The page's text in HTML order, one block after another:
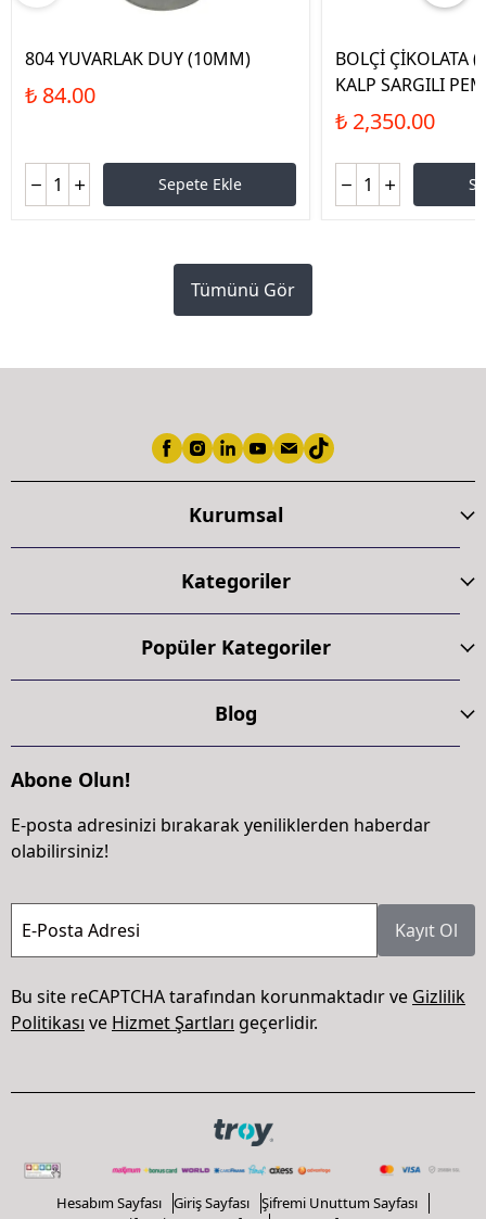
804 YUVARLAK DUY (10MM)
₺ 84.00
Sepete Ekle
BOLÇİ ÇİKOLATA
KALP SARGILI
₺ 2,350.00
Tümünü Gör
Kurumsal
Kategoriler
Popüler Kategoriler
Blog
Abone Olun!
E-posta adresinizi bırakarak yeniliklerden haberdar
olabilirsiniz!
E-Posta Adresi Kayıt Ol
Bu site reCAPTCHA tarafından korunmaktadır ve Gizlilik
Politikası ve Hizmet Şartları geçerlidir.
Hesabım Sayfası Giriş Sayfası
Şifremi Unuttum Sayfası